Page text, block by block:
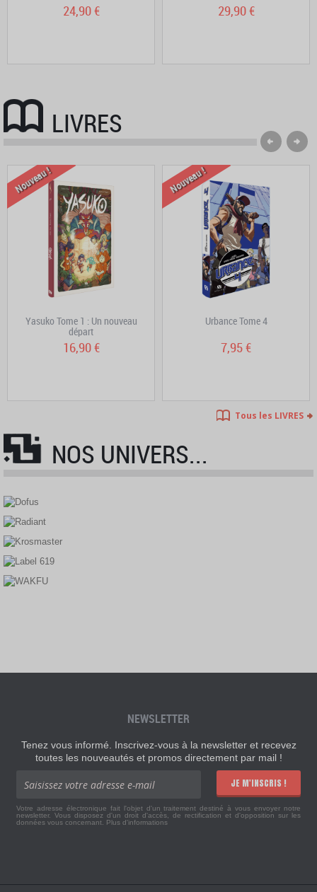
24,90 € 29,90 €
LIVRES
Nouveau !
Yasuko Tome 1 : Un nouveau
départ
16,90 €
Nouveau !
Urbance Tome 4
7,95 €
Tous les LIVRES
NOS UNIVERS...
NEWSLETTER
Tenez vous informé. Inscrivez-vous à la newsletter et recevez
toutes les nouveautés et promos directement par mail !
JE M'INSCRIS !
Votre adresse électronique fait l'objet d'un traitement destiné à vous envoyer notre
newsletter. Vous disposez d'un droit d'accès, de rectification et d'opposition sur les
données vous concernant. Plus d'informations